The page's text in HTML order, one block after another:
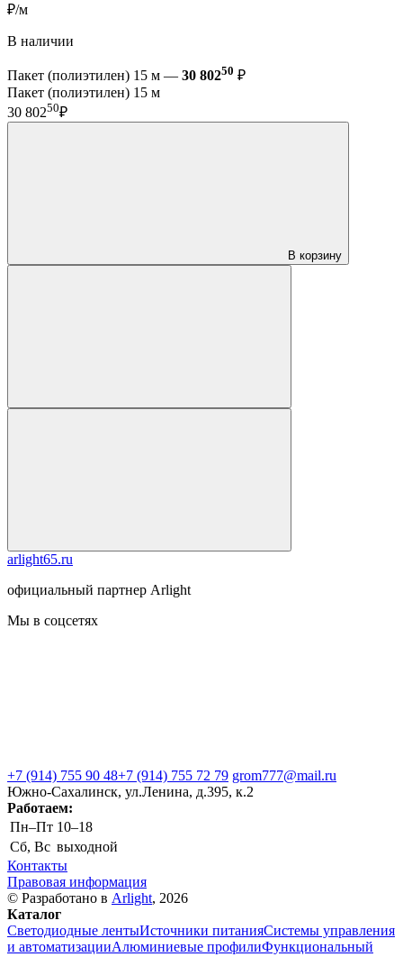
₽/м
В наличии
Пакет (полиэтилен) 15 м — 30 80250 ₽
Пакет (полиэтилен) 15 м
30 80250₽
В корзину
arlight65.ru
официальный партнер Arlight
Мы в соцсетях
+7 (914) 755 90 48+7 (914) 755 72 79 grom777@mail.ru
Южно-Сахалинск, ул.Ленина, д.395, к.2
Работаем:
Пн–Пт 10–18
Сб, Вс выходной
Контакты
Правовая информация
© Разработано в Arlight, 2026
Каталог
Светодиодные лентыИсточники питанияСистемы управления
и автоматизацииАлюминиевые профилиФункциональный